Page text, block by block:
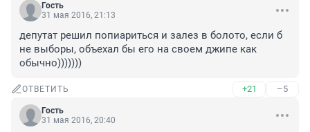
Гость
31 мая 2016, 21:13
депутат решил попиариться и залез в болото, если б
не выборы, объехал бы его на своем джипе как
обычно)))))))
ОТВЕТИТЬ +21 –5
Гость
31 мая 2016, 20:40